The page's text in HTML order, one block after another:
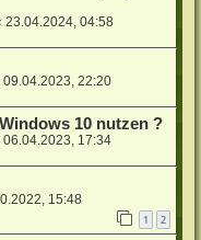
23.04.2024, 04:58
09.04.2023, 22:20
10 nutzen ?
06.04.2023, 17:34
15:48
1 2